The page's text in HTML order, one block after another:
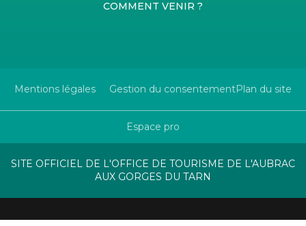
COMMENT VENIR ?
Mentions légales Gestion du consentementPlan du site
SITE OFFICIEL DE L'OFFICE DE TOURISME DE L'AUBRAC
AUX GORGES DU TARN
Espace pro